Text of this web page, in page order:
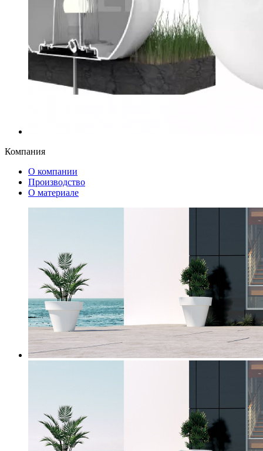
Компания
О компании
Производство
О материале